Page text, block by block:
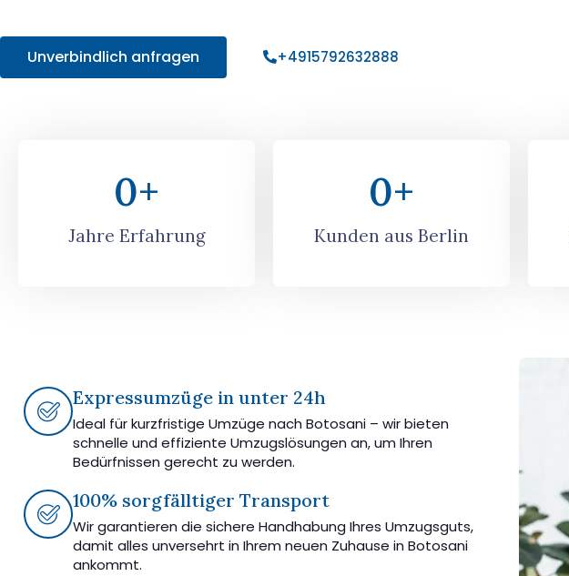
Unverbindlich anfragen +4915792632888
Jahre Erfahrung
0+
Kunden aus Berlin
0+
Expressumzüge in unter 24h
Ideal für kurzfristige Umzüge nach Botosani – wir bieten
schnelle und effiziente Umzugslösungen an, um Ihren
Bedürfnissen gerecht zu werden.
100% sorgfälltiger Transport
Wir garantieren die sichere Handhabung Ihres Umzugsguts,
damit alles unversehrt in Ihrem neuen Zuhause in Botosani
ankommt.